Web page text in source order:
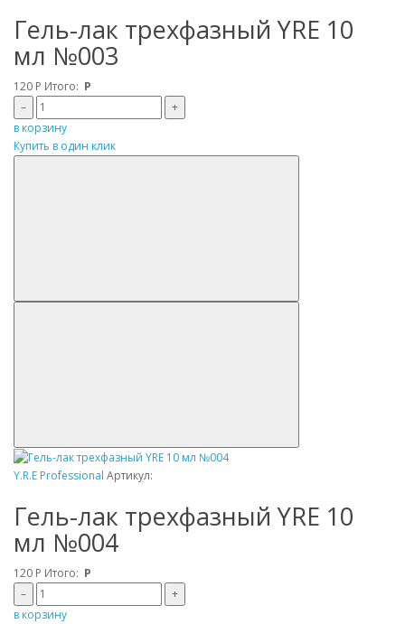
Гель-лак трехфазный YRE 10
мл №003
120 Р Итого: Р
–
+
в корзину
Купить в один клик
Y.R.E Professional Артикул:
Гель-лак трехфазный YRE 10
мл №004
120 Р Итого: Р
–
+
в корзину